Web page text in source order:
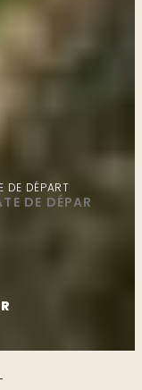
DE DÉPART